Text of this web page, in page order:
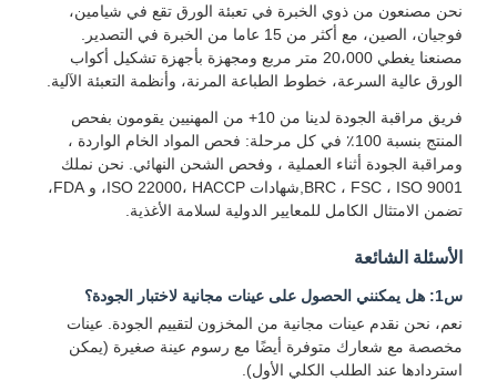
المنزل المنتجات حولنا
جولة في
المصنع
نحن مصنعون من ذوي الخبرة في تعبئة الورق تقع في شيامين،
فوجيان، الصين، مع أكثر من 15 عاما من الخبرة في التصدير.
مصنعنا يغطي 20،000 متر مربع ومجهزة بأجهزة تشكيل أكواب
الورق عالية السرعة، خطوط الطباعة المرنة، وأنظمة التعبئة الآلية.
فريق مراقبة الجودة لدينا من 10+ من المهنيين يقومون بفحص
المنتج بنسبة 100٪ في كل مرحلة: فحص المواد الخام الواردة ،
ومراقبة الجودة أثناء العملية ، وفحص الشحن النهائي. نحن نملك
BRC ، FSC ، ISO 9001,شهادات ISO 22000، HACCP، و FDA،
تضمن الامتثال الكامل للمعايير الدولية لسلامة الأغذية.
الأسئلة الشائعة
س1: هل يمكنني الحصول على عينات مجانية لاختبار الجودة؟
نعم، نحن نقدم عينات مجانية من المخزون لتقييم الجودة. عينات
مخصصة مع شعارك متوفرة أيضًا مع رسوم عينة صغيرة (يمكن
استردادها عند الطلب الكلي الأول).